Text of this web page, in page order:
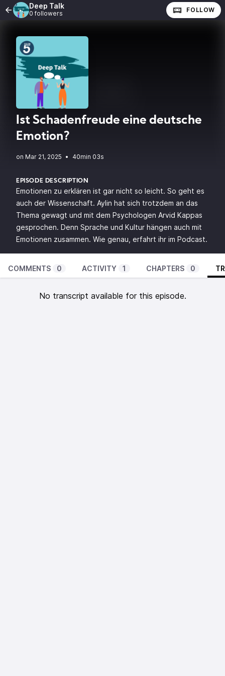
Deep Talk
0 followers FOLLOW
Ist Schadenfreude eine deutsche
Emotion?
• 40min 03s
EPISODE DESCRIPTION
Emotionen zu erklären ist gar nicht so leicht. So geht es
auch der Wissenschaft. Aylin hat sich trotzdem an das
Thema gewagt und mit dem Psychologen Arvid Kappas
gesprochen. Denn Sprache und Kultur hängen auch mit
Emotionen zusammen. Wie genau, erfahrt ihr im Podcast.
COMMENTS 0 ACTIVITY 1 CHAPTERS 0
No transcript available for this episode.